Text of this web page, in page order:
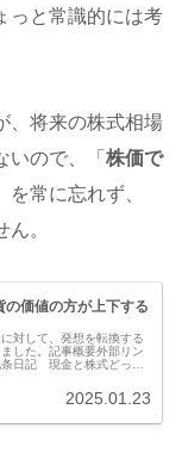
っと常識的には考
、将来の株式相場
ので、「 株価で
」を常に忘れず、
。
の価値の方が上下する
対して、発想を転換する
した。記事概要外部リン
日記 現金と株式どっち
2025.01.23